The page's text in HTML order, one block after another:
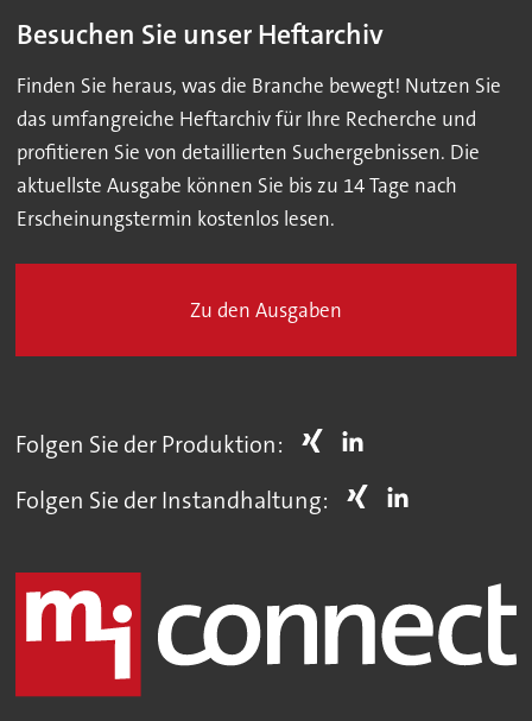
Besuchen Sie unser Heftarchiv
Finden Sie heraus, was die Branche bewegt! Nutzen Sie
das umfangreiche Heftarchiv für Ihre Recherche und
profitieren Sie von detaillierten Suchergebnissen. Die
aktuellste Ausgabe können Sie bis zu 14 Tage nach
Erscheinungstermin kostenlos lesen.
Zu den Ausgaben
Folgen Sie der Produktion:
Folgen Sie der Instandhaltung: